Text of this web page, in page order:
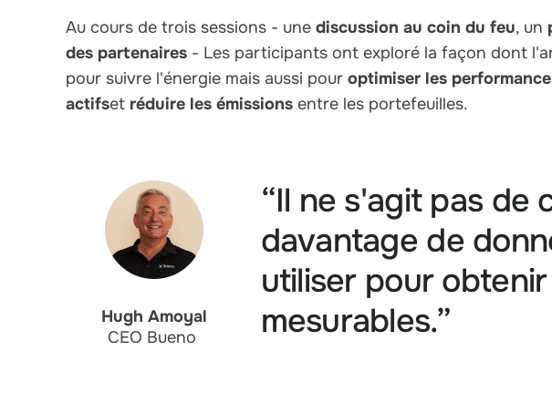
Au cours de trois sessions - une discussion au coin du feu, un
des partenaires - Les participants ont exploré la façon dont
pour suivre l'énergie mais aussi pour optimiser les
actifset réduire les émissions entre les portefeuilles.
“Il ne s'agit pas de
davantage de
utiliser pour
mesurables.”
Hugh Amoyal
CEO Bueno